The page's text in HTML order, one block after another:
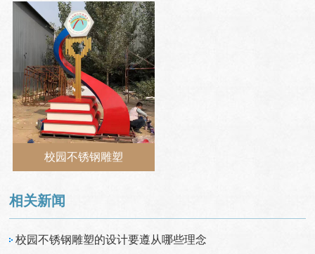
校园不锈钢雕塑
相关新闻
校园不锈钢雕塑的设计要遵从哪些理念